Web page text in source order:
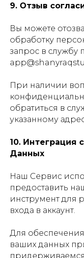
9. Отзыв
Вы можете
обработку
запрос в службу
При наличии
обратиться в
указанному
10. Интеграция
Данных
Наш Сервис
предоставить
инструмент для
входа в аккаунт.
Для
ваших данных